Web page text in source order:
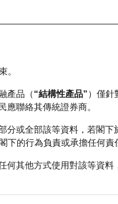
。
產品（“結構性產品”）僅針
聯絡其傳統證券商。
或全部該等資料，若閣
下的行為負責或承擔任何責
其他方式使用對該等資